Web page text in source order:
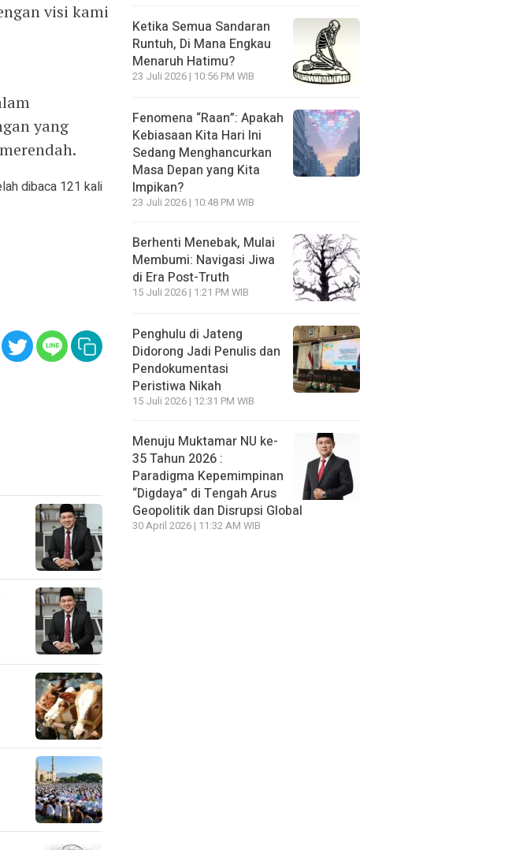
visi kami
yang
dibaca 121 kali
Ketika Semua Sandaran
Runtuh, Di Mana Engkau
Menaruh Hatimu?
23 Juli 2026 | 10:56 PM WIB
Fenomena “Raan”: Apakah
Kebiasaan Kita Hari Ini
Sedang Menghancurkan
Masa Depan yang Kita
Impikan?
23 Juli 2026 | 10:48 PM WIB
Berhenti Menebak, Mulai
Membumi: Navigasi Jiwa
di Era Post-Truth
15 Juli 2026 | 1:21 PM WIB
Penghulu di Jateng
Didorong Jadi Penulis dan
Pendokumentasi
Peristiwa Nikah
15 Juli 2026 | 12:31 PM WIB
Menuju Muktamar NU ke-
35 Tahun 2026 :
Paradigma Kepemimpinan
“Digdaya” di Tengah Arus
Geopolitik dan Disrupsi Global
30 April 2026 | 11:32 AM WIB